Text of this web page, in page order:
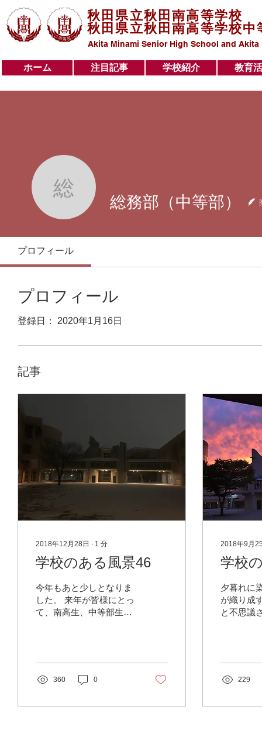
秋田県立秋田南高等学校
秋田県立秋田南高等学校中
Akita Minami Senior High School and
教育活動
学校紹介
注目記事
ホーム
ホーム 注目記事 学校紹介 教育
総務部（中等部）
総務部（中等部）
プロフィール
プロフィール
登録日： 2020年1月16日
記事
2018年12月28日 ∙ 1 分
学校のある風景46
今年もあと少しとなりま
した。 来年が皆様にとっ
て、南高生、中等部生に
360 0
2018年9月
学校
夕暮れに
が織り成
と不思議
#校舎 #平
229